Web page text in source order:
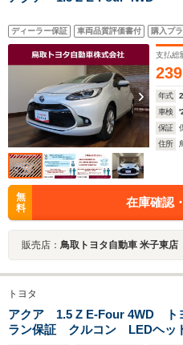
ディーラー保証 車両品質評価書付 購入プ
支払総
年式
車検
保証
住所
無
料
在庫確認
販売店： 鳥取トヨタ自動車 米子東店
トヨタ
アクア 1.5 Z E-Four 4WD ト
ラン保証 クルコン LEDヘッ